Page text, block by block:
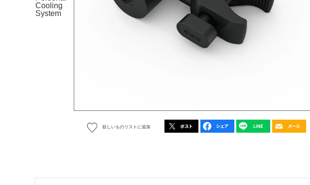
欲しいものリストに追加